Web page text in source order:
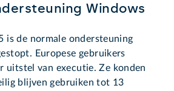
Windows
is de normale ondersteuning
Europese gebruikers
uitstel van executie. Ze konden
blijven gebruiken tot 13